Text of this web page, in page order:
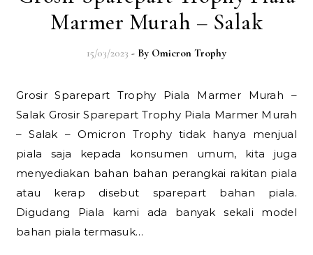
Marmer Murah – Salak
15/03/2023 - By Omicron Trophy
Grosir Sparepart Trophy Piala Marmer Murah –
Salak Grosir Sparepart Trophy Piala Marmer Murah
– Salak – Omicron Trophy tidak hanya menjual
piala saja kepada konsumen umum, kita juga
menyediakan bahan bahan perangkai rakitan piala
atau kerap disebut sparepart bahan piala.
Digudang Piala kami ada banyak sekali model
bahan piala termasuk…